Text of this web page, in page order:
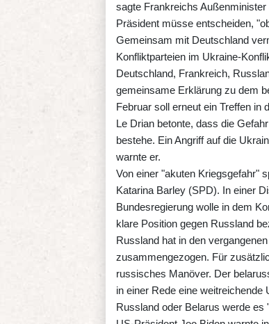
sagte Frankreichs
Präsident müsse entscheiden,
Gemeinsam mit Deutschland
Konfliktparteien im Ukraine-
Deutschland, Frankreich,
gemeinsame Erklärung zu dem
Februar soll erneut ein Treffen in
Le Drian betonte, dass die
bestehe. Ein Angriff auf die
warnte er.
Von einer "akuten Kriegsgefahr"
Katarina Barley (SPD). In einer
Bundesregierung wolle in dem
klare Position gegen Russland
Russland hat in den
zusammengezogen. Für
russisches Manöver. Der
in einer Rede eine
Russland oder Belarus werde es